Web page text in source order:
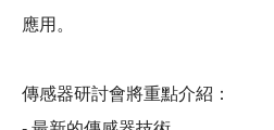
應用。
傳感器研討會將重點介紹：